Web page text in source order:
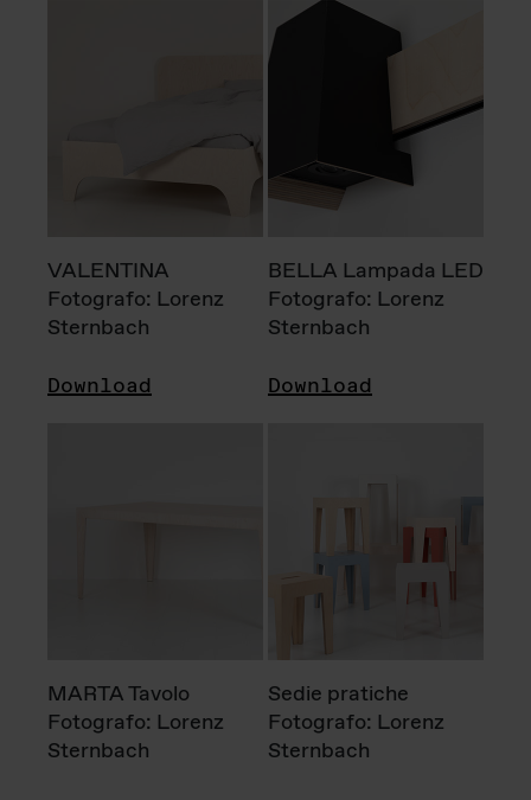
VALENTINA
Fotografo: Lorenz
Sternbach
Download
BELLA Lampada LED
Fotografo: Lorenz
Sternbach
Download
MARTA Tavolo
Fotografo: Lorenz
Sternbach
Sedie pratiche
Fotografo: Lorenz
Sternbach